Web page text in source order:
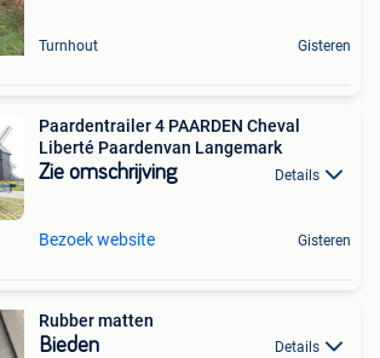
Turnhout Gisteren
Paardentrailer 4 PAARDEN Cheval
Liberté Paardenvan Langemark
Zie omschrijving Details
Bezoek website Gisteren
Rubber matten
Bieden Details